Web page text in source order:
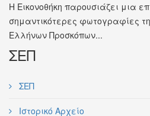
Η Εικονοθήκη παρουσιάζει μια
σημαντικότερες φωτογραφίες
Ελλήνων Προσκόπων...
ΣΕΠ
ΣΕΠ
Ιστορικό Αρχείο